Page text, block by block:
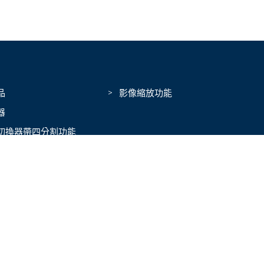
換器帶四分割功能
影像縮放功能